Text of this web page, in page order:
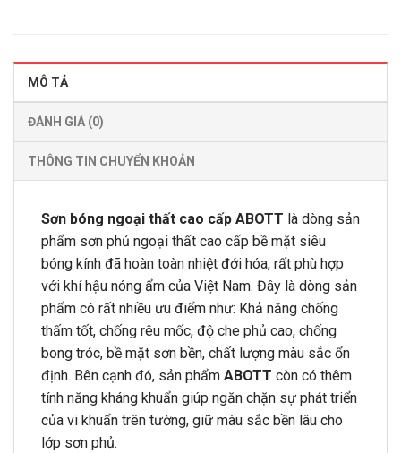
MÔ TẢ
ĐÁNH GIÁ (0)
THÔNG TIN CHUYỂN KHOẢN
Sơn bóng ngoại thất cao cấp ABOTT là dòng sản
phẩm sơn phủ ngoại thất cao cấp bề mặt siêu
bóng kính đã hoàn toàn nhiệt đới hóa, rất phù hợp
với khí hậu nóng ẩm của Việt Nam. Đây là dòng sản
phẩm có rất nhiều ưu điểm như: Khả năng chống
thấm tốt, chống rêu mốc, độ che phủ cao, chống
bong tróc, bề mặt sơn bền, chất lượng màu sắc ổn
định. Bên cạnh đó, sản phẩm ABOTT còn có thêm
tính năng kháng khuẩn giúp ngăn chặn sự phát triển
của vi khuẩn trên tường, giữ màu sắc bền lâu cho
lớp sơn phủ.